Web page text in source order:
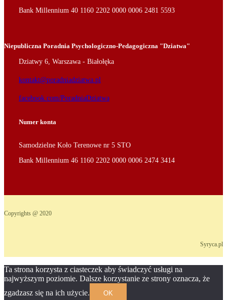
Bank Millennium 40 1160 2202 0000 0006 2481 5593
Niepubliczna Poradnia Psychologiczno-Pedagogiczna "Dziatwa"
Dziatwy 6, Warszawa - Białołęka
kontakt@poradniadziatwa.pl
facebook.com/PoradniaDziatwa
Numer konta
Samodzielne Koło Terenowe nr 5 STO
Bank Millennium 46 1160 2202 0000 0006 2474 3414
Copyrights @ 2020
Syryca.pl
Ta strona korzysta z ciasteczek aby świadczyć usługi na
najwyższym poziomie. Dalsze korzystanie ze strony oznacza, że
zgadzasz się na ich użycie.
OK